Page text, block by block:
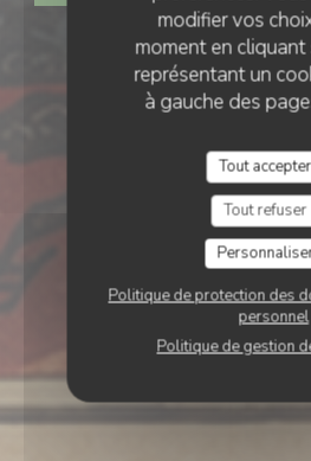
modifier vos
moment en cliquant
représentant un
à gauche des
Tout accepter
Tout refuser
Politique de protection des
personnel
Politique de gestion